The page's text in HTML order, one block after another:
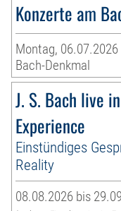
Konzerte am
Montag,
Bach-Denkmal
J. S. Bach live
Experience
Einstündiges
Reality
08.08.2026 bis